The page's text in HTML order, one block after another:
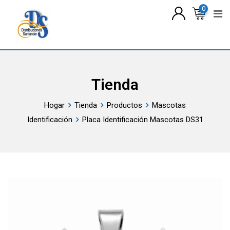
contenido
0
Tienda
Hogar Tienda Productos
Mascotas
Identificación
Placa Identificación Mascotas DS31